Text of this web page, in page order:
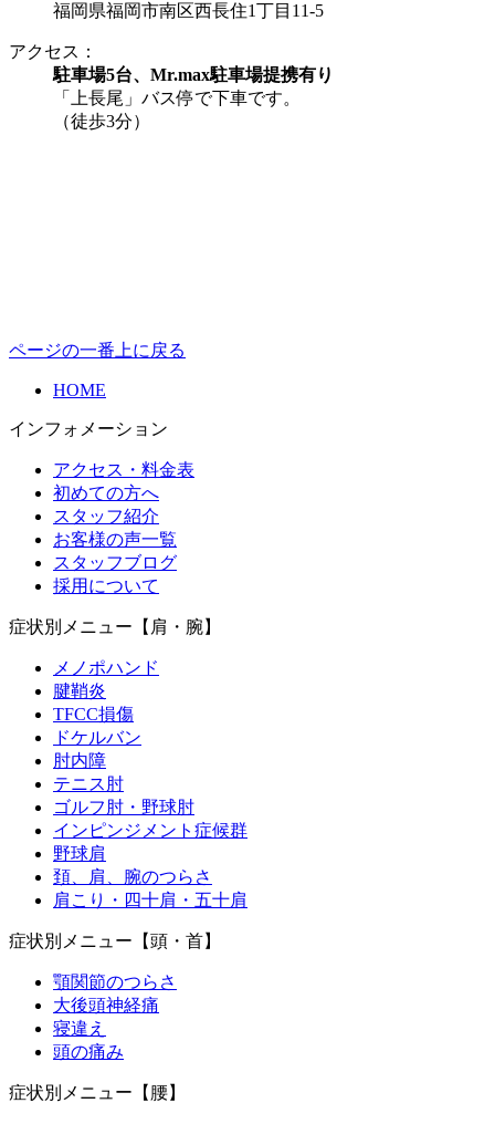
福岡県福岡市南区西長住1丁目11-5
アクセス：
駐車場5台、Mr.max駐車場提携有り
「上長尾」バス停で下車です。
（徒歩3分）
ページの一番上に戻る
HOME
インフォメーション
アクセス・料金表
初めての方へ
スタッフ紹介
お客様の声一覧
スタッフブログ
採用について
症状別メニュー【肩・腕】
メノポハンド
腱鞘炎
TFCC損傷
ドケルバン
肘内障
テニス肘
ゴルフ肘・野球肘
インピンジメント症候群
野球肩
頚、肩、腕のつらさ
肩こり・四十肩・五十肩
症状別メニュー【頭・首】
顎関節のつらさ
大後頭神経痛
寝違え
頭の痛み
症状別メニュー【腰】